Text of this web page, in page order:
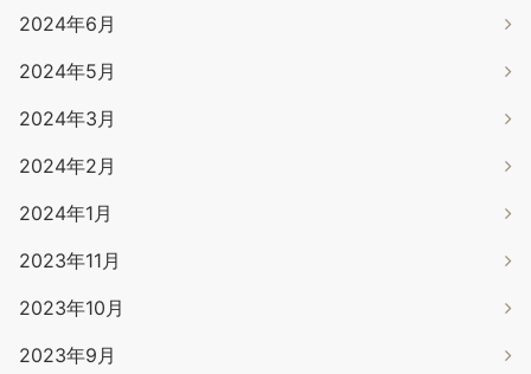
2024年6月
2024年5月
2024年3月
2024年2月
2024年1月
2023年11月
2023年10月
2023年9月